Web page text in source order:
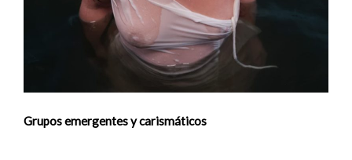
Grupos emergentes y carismáticos